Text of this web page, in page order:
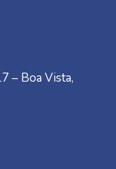
– Boa Vista,